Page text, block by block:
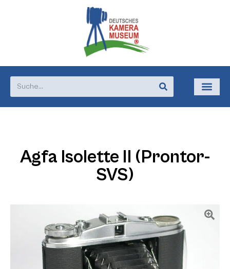
Agfa Isolette II (Prontor-
SVS)